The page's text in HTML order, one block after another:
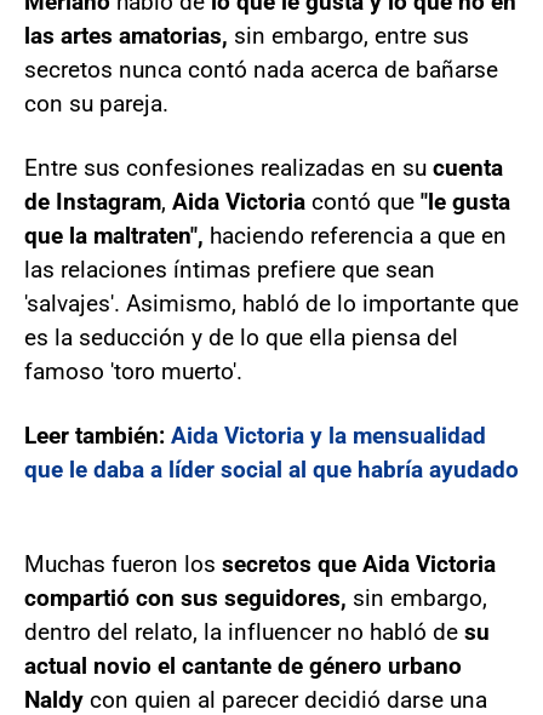
las artes amatorias, sin embargo, entre sus
secretos nunca contó nada acerca de bañarse
con su pareja.
Entre sus confesiones realizadas en su cuenta
de Instagram, Aida Victoria contó que "le gusta
que la maltraten", haciendo referencia a que en
las relaciones íntimas prefiere que sean
'salvajes'. Asimismo, habló de lo importante que
es la seducción y de lo que ella piensa del
famoso 'toro muerto'.
Leer también: Aida Victoria y la mensualidad
que le daba a líder social al que habría ayudado
Muchas fueron los secretos que Aida Victoria
compartió con sus seguidores, sin embargo,
dentro del relato, la influencer no habló de su
actual novio el cantante de género urbano
Naldy con quien al parecer decidió darse una